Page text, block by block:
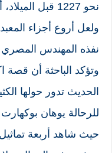
ولعل أروع أجزاء
نفذه المهندس المصري
وتؤكد الباحثة أن قصة
الحديث تدور حولها
حيث شاهد أربعة